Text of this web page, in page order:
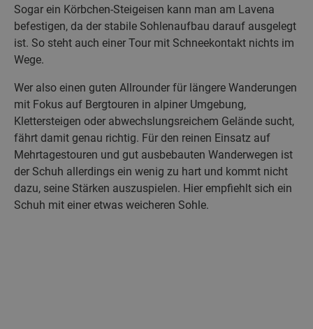
Sogar ein Körbchen-Steigeisen kann man am Lavena
befestigen, da der stabile Sohlenaufbau darauf ausgelegt
ist. So steht auch einer Tour mit Schneekontakt nichts im
Wege.
Wer also einen guten Allrounder für längere Wanderungen
mit Fokus auf Bergtouren in alpiner Umgebung,
Klettersteigen oder abwechslungsreichem Gelände sucht,
fährt damit genau richtig. Für den reinen Einsatz auf
Mehrtagestouren und gut ausbebauten Wanderwegen ist
der Schuh allerdings ein wenig zu hart und kommt nicht
dazu, seine Stärken auszuspielen. Hier empfiehlt sich ein
Schuh mit einer etwas weicheren Sohle.